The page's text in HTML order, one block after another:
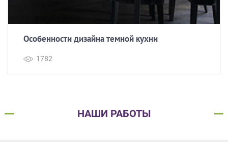
Особенности дизайна темной кухни
1782
НАШИ РАБОТЫ